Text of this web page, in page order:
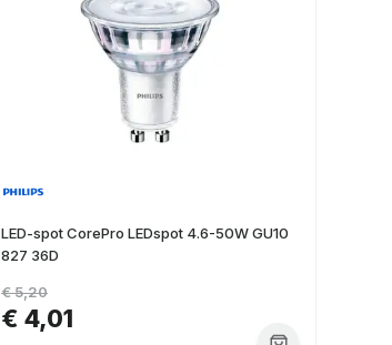
LED-spot CorePro LEDspot 4.6-50W GU10
827 36D
€ 4,01
€ 5,20